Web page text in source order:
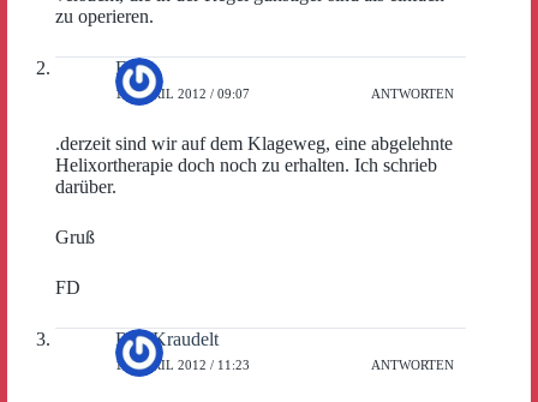
zu operieren.
FD
12. APRIL 2012 / 09:07 ANTWORTEN
.derzeit sind wir auf dem Klageweg, eine abgelehnte
Helixortherapie doch noch zu erhalten. Ich schrieb
darüber.
Gruß
FD
Ralf Kraudelt
16. APRIL 2012 / 11:23 ANTWORTEN